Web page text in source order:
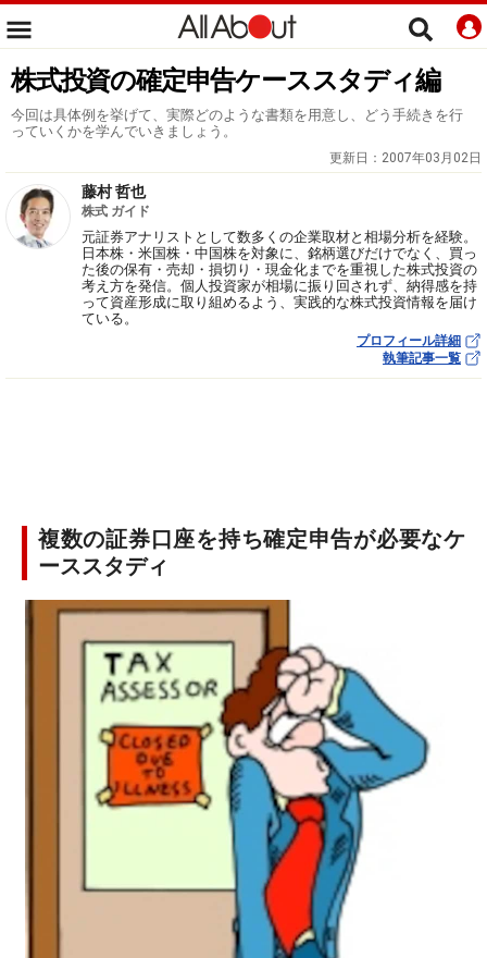
株式投資の確定申告ケーススタディ編
今回は具体例を挙げて、実際どのような書類を用意し、どう手続きを行
っていくかを学んでいきましょう。
更新日： 2007年03月02日
藤村 哲也
株式 ガイド
元証券アナリストとして数多くの企業取材と相場分析を経験。
日本株・米国株・中国株を対象に、銘柄選びだけでなく、買っ
た後の保有・売却・損切り・現金化までを重視した株式投資の
考え方を発信。個人投資家が相場に振り回されず、納得感を持
って資産形成に取り組めるよう、実践的な株式投資情報を届け
ている。
プロフィール詳細
執筆記事一覧
複数の証券口座を持ち確定申告が必要なケ
ーススタディ